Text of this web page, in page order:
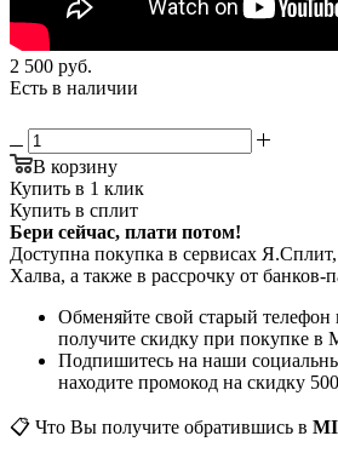
2 500 руб.
Есть в наличии
В корзину
Купить в 1 клик
Купить в сплит
Бери сейчас, плати потом!
Доступна покупка в сервисах
Халва, а также в рассрочку от банков-
Обменяйте свой старый
получите скидку при покупке в
Подпишитесь на наши
находите промокод на скидку
📋 Что Вы получите обратившись в